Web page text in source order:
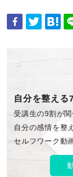
自分を整える
受講生の9割が
自分の感情を整
セルフワーク動